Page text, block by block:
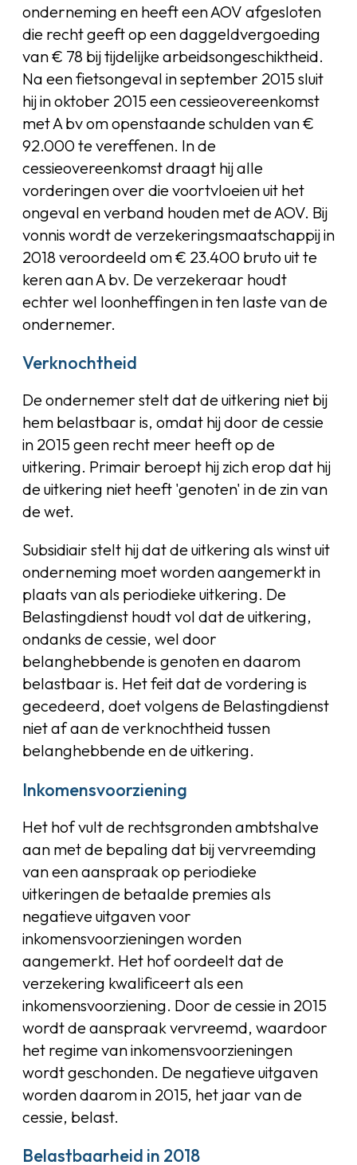
onderneming en heeft een AOV afgesloten
die recht geeft op een daggeldvergoeding
van € 78 bij tijdelijke arbeidsongeschiktheid.
Na een fietsongeval in september 2015 sluit
hij in oktober 2015 een cessieovereenkomst
met A bv om openstaande schulden van €
92.000 te vereffenen. In de
cessieovereenkomst draagt hij alle
vorderingen over die voortvloeien uit het
ongeval en verband houden met de AOV. Bij
vonnis wordt de verzekeringsmaatschappij in
2018 veroordeeld om € 23.400 bruto uit te
keren aan A bv. De verzekeraar houdt
echter wel loonheffingen in ten laste van de
ondernemer.
Verknochtheid
De ondernemer stelt dat de uitkering niet bij
hem belastbaar is, omdat hij door de cessie
in 2015 geen recht meer heeft op de
uitkering. Primair beroept hij zich erop dat hij
de uitkering niet heeft 'genoten' in de zin van
de wet.
Subsidiair stelt hij dat de uitkering als winst uit
onderneming moet worden aangemerkt in
plaats van als periodieke uitkering. De
Belastingdienst houdt vol dat de uitkering,
ondanks de cessie, wel door
belanghebbende is genoten en daarom
belastbaar is. Het feit dat de vordering is
gecedeerd, doet volgens de Belastingdienst
niet af aan de verknochtheid tussen
belanghebbende en de uitkering.
Inkomensvoorziening
Het hof vult de rechtsgronden ambtshalve
aan met de bepaling dat bij vervreemding
van een aanspraak op periodieke
uitkeringen de betaalde premies als
negatieve uitgaven voor
inkomensvoorzieningen worden
aangemerkt. Het hof oordeelt dat de
verzekering kwalificeert als een
inkomensvoorziening. Door de cessie in 2015
wordt de aanspraak vervreemd, waardoor
het regime van inkomensvoorzieningen
wordt geschonden. De negatieve uitgaven
worden daarom in 2015, het jaar van de
cessie, belast.
Belastbaarheid in 2018